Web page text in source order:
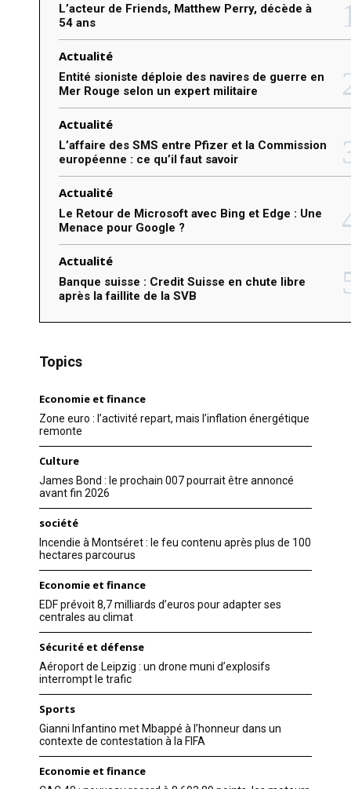
L’acteur de Friends, Matthew Perry, décède à
54 ans
Actualité
Entité sioniste déploie des navires de guerre en
Mer Rouge selon un expert militaire
Actualité
L’affaire des SMS entre Pfizer et la Commission
européenne : ce qu’il faut savoir
Actualité
Le Retour de Microsoft avec Bing et Edge : Une
Menace pour Google ?
Actualité
Banque suisse : Credit Suisse en chute libre
après la faillite de la SVB
Topics
Economie et finance
Zone euro : l’activité repart, mais l’inflation énergétique
remonte
Culture
James Bond : le prochain 007 pourrait être annoncé
avant fin 2026
société
Incendie à Montséret : le feu contenu après plus de 100
hectares parcourus
Economie et finance
EDF prévoit 8,7 milliards d’euros pour adapter ses
centrales au climat
Sécurité et défense
Aéroport de Leipzig : un drone muni d’explosifs
interrompt le trafic
Sports
Gianni Infantino met Mbappé à l’honneur dans un
contexte de contestation à la FIFA
Economie et finance